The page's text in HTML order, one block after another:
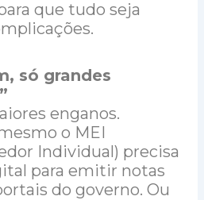
que tudo seja
só grandes
enganos.
o MEI
Individual) precisa
para emitir notas
do governo. Ou